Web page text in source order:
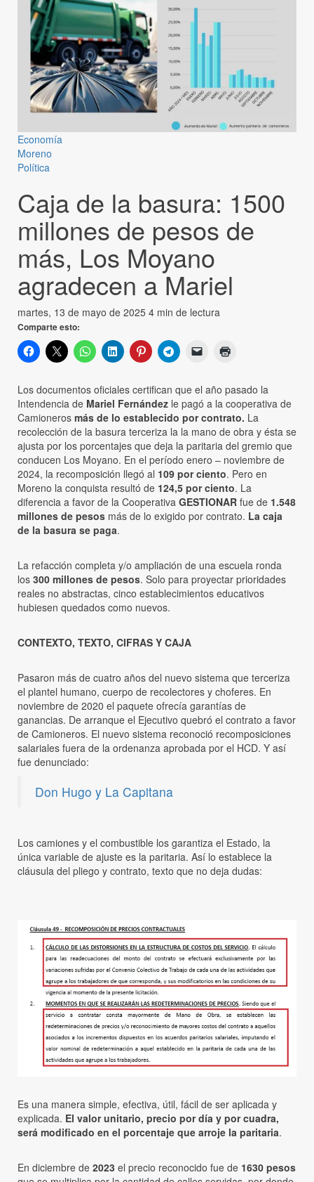
Economía
Moreno
Política
Caja de la basura: 1500
millones de pesos de
más, Los Moyano
agradecen a Mariel
martes, 13 de mayo de 2025 4 min de lectura
Comparte esto:
Los documentos oficiales certifican que el año pasado la
Intendencia de Mariel Fernández le pagó a la cooperativa de
Camioneros más de lo establecido por contrato. La
recolección de la basura terceriza la la mano de obra y ésta se
ajusta por los porcentajes que deja la paritaria del gremio que
conducen Los Moyano. En el período enero – noviembre de
2024, la recomposición llegó al 109 por ciento. Pero en
Moreno la conquista resultó de 124,5 por ciento. La
diferencia a favor de la Cooperativa GESTIONAR fue de 1.548
millones de pesos más de lo exigido por contrato. La caja
de la basura se paga.
La refacción completa y/o ampliación de una escuela ronda
los 300 millones de pesos. Solo para proyectar prioridades
reales no abstractas, cinco establecimientos educativos
hubiesen quedados como nuevos.
CONTEXTO, TEXTO, CIFRAS Y CAJA
Pasaron más de cuatro años del nuevo sistema que terceriza
el plantel humano, cuerpo de recolectores y choferes. En
noviembre de 2020 el paquete ofrecía garantías de
ganancias. De arranque el Ejecutivo quebró el contrato a favor
de Camioneros. El nuevo sistema reconoció recomposiciones
salariales fuera de la ordenanza aprobada por el HCD. Y así
fue denunciado:
Don Hugo y La Capitana
Los camiones y el combustible los garantiza el Estado, la
única variable de ajuste es la paritaria. Así lo establece la
cláusula del pliego y contrato, texto que no deja dudas:
Es una manera simple, efectiva, útil, fácil de ser aplicada y
explicada. El valor unitario, precio por día y por cuadra,
será modificado en el porcentaje que arroje la paritaria.
En diciembre de 2023 el precio reconocido fue de 1630 pesos